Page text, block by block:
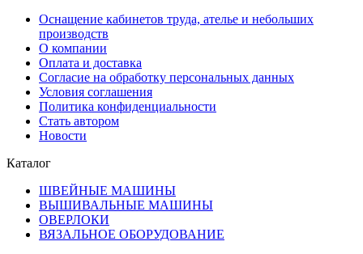
Оснащение кабинетов труда, ателье и небольших
производств
О компании
Оплата и доставка
Согласие на обработку персональных данных
Условия соглашения
Политика конфиденциальности
Стать автором
Новости
Каталог
ШВЕЙНЫЕ МАШИНЫ
ВЫШИВАЛЬНЫЕ МАШИНЫ
ОВЕРЛОКИ
ВЯЗАЛЬНОЕ ОБОРУДОВАНИЕ